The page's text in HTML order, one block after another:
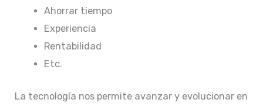
Ahorrar tiempo
Experiencia
Rentabilidad
Etc.
La tecnología nos permite avanzar y evolucionar en